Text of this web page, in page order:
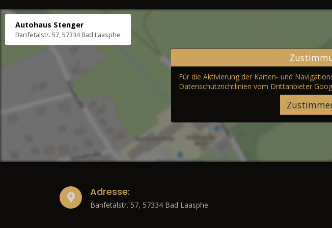
Autohaus Stenger
Banfetalstr. 57, 57334 Bad Laasphe
Für die Aktivierung der Karten- und
Datenschutzrichtlinien vom Drittanbieter
Adresse:
Banfetalstr. 57, 57334 Bad Laasphe